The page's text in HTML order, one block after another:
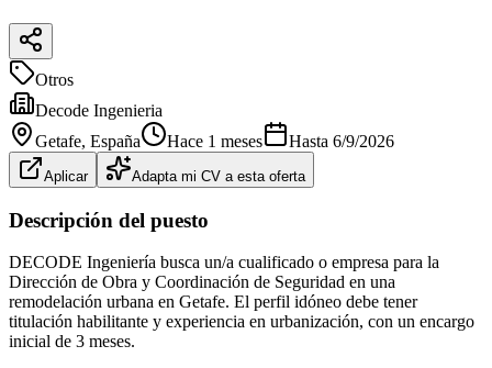
Otros
Decode Ingenieria
Getafe, España Hace 1 meses Hasta 6/9/2026
Aplicar Adapta mi CV a esta oferta
Descripción del puesto
DECODE Ingeniería busca un/a cualificado o empresa para la
Dirección de Obra y Coordinación de Seguridad en una
remodelación urbana en Getafe. El perfil idóneo debe tener
titulación habilitante y experiencia en urbanización, con un encargo
inicial de 3 meses.